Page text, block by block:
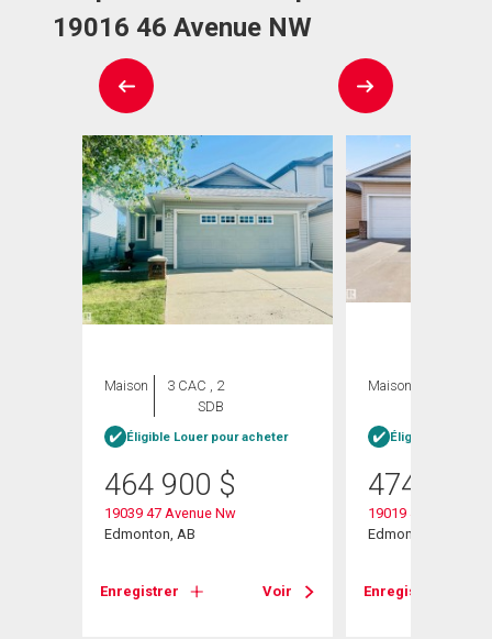
19016 46 Avenue NW
Maison
3 CAC , 2
SDB
Éligible Louer pour acheter
464 900 $
19039 47 Avenue Nw
Edmonton, AB
Enregistrer Voir
Maison
Éligible Louer
474 900
19019 49 Avenue
Edmonton, AB
Enregistrer